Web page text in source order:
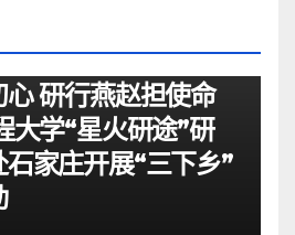
研行燕赵担使命
学“星火研途”研
家庄开展“三下乡”